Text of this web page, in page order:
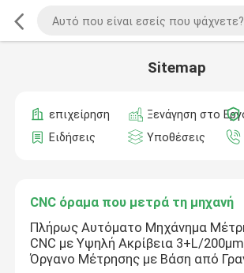
Sitemap
επιχείρηση Ξενάγηση στο
Ειδήσεις
Υποθέσεις
CNC όραμα που μετρά τη μηχανή
Πλήρως Αυτόματο Μηχάνημα
CNC με Υψηλή Ακρίβεια 3+L/
Όργανο Μέτρησης με Βάση από